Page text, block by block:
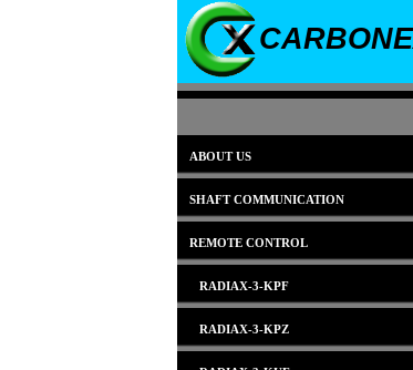
ABOUT US
SHAFT COMMUNICATION
REMOTE CONTROL
RADIAX-3-KPF
RADIAX-3-KPZ